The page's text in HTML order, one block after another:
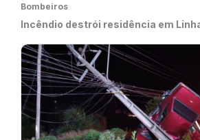
Bombeiros
Incêndio destrói residência em